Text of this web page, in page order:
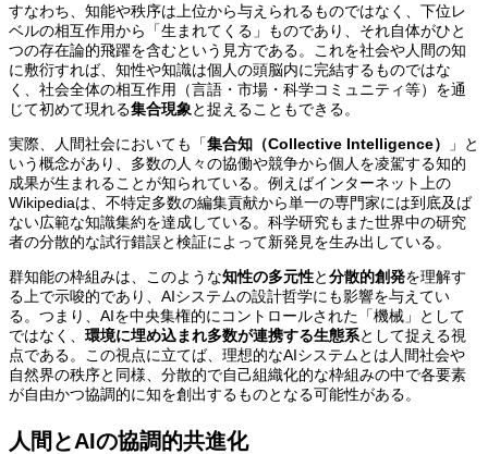
すなわち、知能や秩序は上位から与えられるものではなく、下位レ
ベルの相互作用から「生まれてくる」ものであり、それ自体がひと
つの存在論的飛躍を含むという見方である。これを社会や人間の知
に敷衍すれば、知性や知識は個人の頭脳内に完結するものではな
く、社会全体の相互作用（言語・市場・科学コミュニティ等）を通
じて初めて現れる集合現象と捉えることもできる。
実際、人間社会においても「集合知（Collective Intelligence）
」と
いう概念があり、多数の人々の協働や競争から個人を凌駕する知的
成果が生まれることが知られている。例えばインターネット上の
Wikipediaは、不特定多数の編集貢献から単一の専門家には到底及ば
ない広範な知識集約を達成している。科学研究もまた世界中の研究
者の分散的な試行錯誤と検証によって新発見を生み出している。
群知能の枠組みは、このような知性の多元性と分散的創発を理解す
る上で示唆的であり、AIシステムの設計哲学にも影響を与えてい
る。つまり、AIを中央集権的にコントロールされた「機械」として
ではなく、 環境に埋め込まれ多数が連携する生態系として捉える視
点である。この視点に立てば、理想的なAIシステムとは人間社会や
自然界の秩序と同様、分散的で自己組織化的な枠組みの中で各要素
が自由かつ協調的に知を創出するものとなる可能性がある。
人間とAIの協調的共進化